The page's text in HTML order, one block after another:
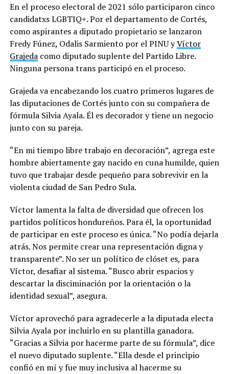
En el proceso electoral de 2021 sólo participaron cinco
candidatxs LGBTIQ+. Por el departamento de Cortés,
como aspirantes a diputado propietario se lanzaron
Fredy Fúnez, Odalis Sarmiento por el PINU yVíctor
Grajedacomo diputado suplente del Partido Libre.
Ninguna persona trans participó en el proceso.
Grajeda va encabezando los cuatro primeros lugares de
las diputaciones de Cortés junto con su compañera de
fórmula Silvia Ayala. Él es decorador y tiene un negocio
junto con su pareja.
“En mi tiempo libre trabajo en decoración”, agrega este
hombre abiertamente gay nacido en cuna humilde, quien
tuvo que trabajar desde pequeño para sobrevivir en la
violenta ciudad de San Pedro Sula.
Víctor lamenta la falta de diversidad que ofrecen los
partidos políticos hondureños. Para él, la oportunidad
de participar en este proceso es única. “No podía dejarla
atrás. Nos permite crear una representación digna y
transparente”. No ser un político de clóset es, para
Víctor, desafiar al sistema. “Busco abrir espacios y
descartar la disciminación por la orientación o la
identidad sexual”, asegura.
Víctor aprovechó para agradecerle a la diputada electa
Silvia Ayala por incluirlo en su plantilla ganadora.
“Gracias a Silvia por hacerme parte de su fórmula”, dice
el nuevo diputado suplente. “Ella desde el principio
confió en mí y fue muy inclusiva al hacerme su